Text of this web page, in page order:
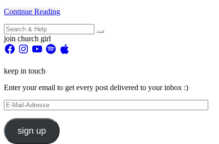
Continue Reading
Search
for:
join church girl
FacebookInstagram
YouTubeSpotifyApple
keep in touch
Enter your email to get every post delivered to your inbox :)
E-
Mail-
Adresse
sign up